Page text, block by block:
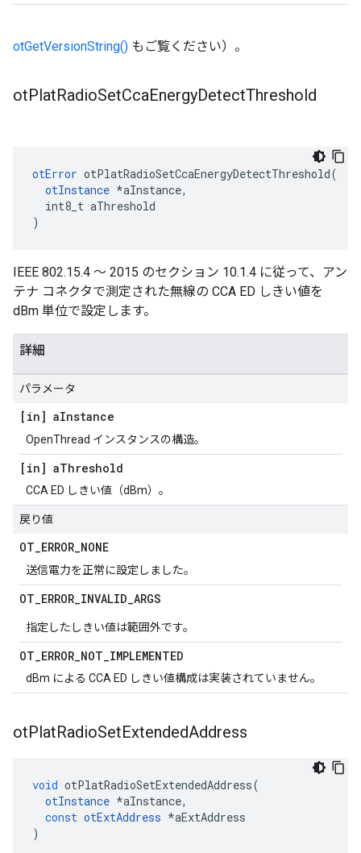
otGetVersionString() もご覧ください）。
otPlatRadioSetCcaEnergyDetectThreshold
otError otPlatRadioSetCcaEnergyDetectThreshold(
otInstance *aInstance,
int8_t aThreshold
)
IEEE 802.15.4 ～ 2015 のセクション 10.1.4 に従って、アン
テナ コネクタで測定された無線の CCA ED しきい値を
dBm 単位で設定します。
詳細
パラメータ
[in] aInstance
OpenThread インスタンスの構造。
[in] aThreshold
CCA ED しきい値（dBm）。
戻り値
OT_ERROR_NONE
送信電力を正常に設定しました。
OT_ERROR_INVALID_ARGS
指定したしきい値は範囲外です。
OT_ERROR_NOT_IMPLEMENTED
dBm による CCA ED しきい値構成は実装されていません。
otPlatRadioSetExtendedAddress
void otPlatRadioSetExtendedAddress(
otInstance *aInstance,
const otExtAddress *aExtAddress
)